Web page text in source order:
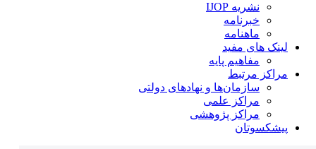
نشریه IJOP
خبرنامه
ماهنامه
لینک های مفید
مفاهیم پایه
مراکز مرتبط
سازمان‌ها و نهادهای دولتی
مراکز علمی
مراکز پژوهشی
پیشکسوتان